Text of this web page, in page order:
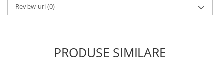
Review-uri(0)
PRODUSE SIMILARE